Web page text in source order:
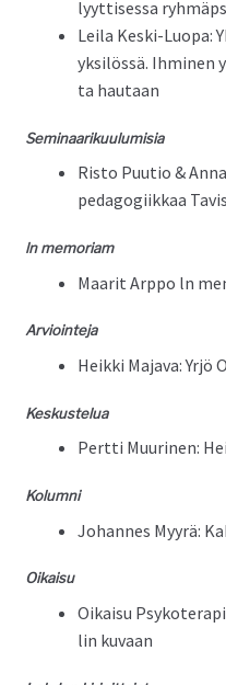
lyyt­tises­sa
Leila Kes­ki-Luopa:
yksilössä. Ihmi­nen
ta hautaan
Sem­i­naariku­u­lu­misia
Ris­to Puu­tio &
ped­a­gogi­ikkaa
ln memo­ri­am
Maar­it Arp­po ln
Arvioin­te­ja
Heik­ki Maja­va: Yrjö
Keskustelua
Pert­ti Muuri­nen:
Kolum­ni
Johannes Myyrä:
Oikaisu
Oikaisu
lin kuvaan